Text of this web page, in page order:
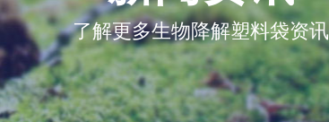
了解更多生物降解塑料袋资讯